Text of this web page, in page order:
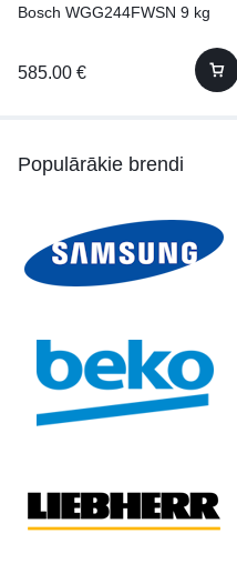
Bosch WGG244FWSN 9 kg
585.00 €
Populārākie brendi